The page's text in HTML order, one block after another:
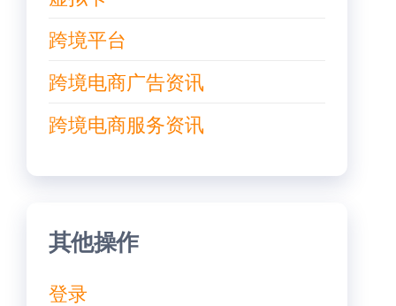
跨境平台
跨境电商广告资讯
跨境电商服务资讯
其他操作
登录